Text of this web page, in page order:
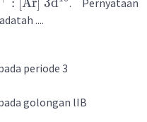
. Pernyataan
....
periode 3
golongan lIB